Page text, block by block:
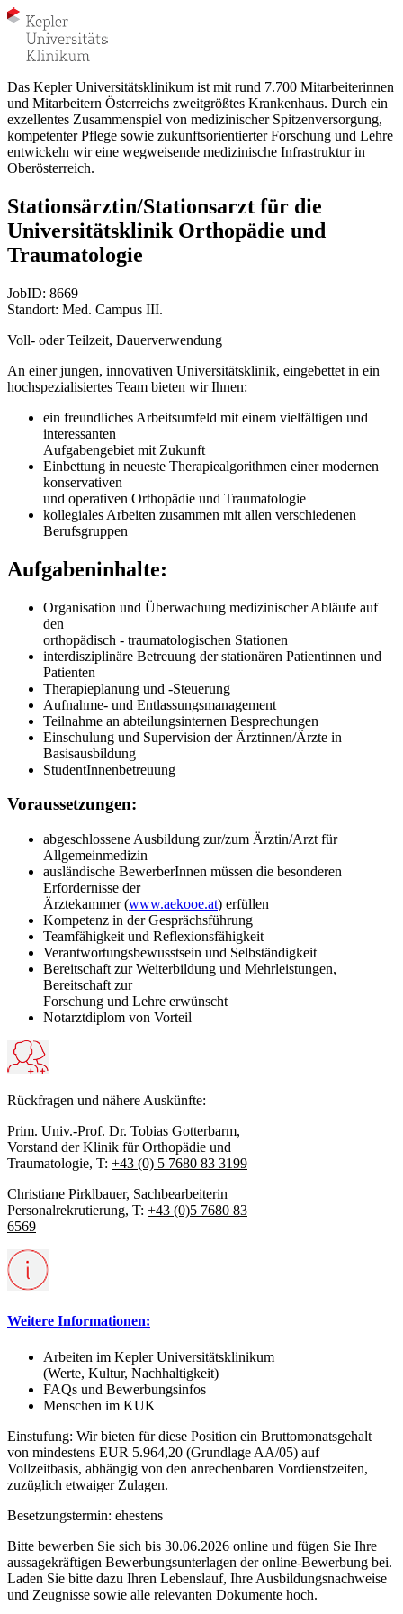
Das Kepler Universitätsklinikum ist mit rund 7.700 Mitarbeiterinnen
und Mitarbeitern Österreichs zweitgrößtes Krankenhaus. Durch ein
exzellentes Zusammenspiel von medizinischer Spitzenversorgung,
kompetenter Pflege sowie zukunftsorientierter Forschung und Lehre
entwickeln wir eine wegweisende medizinische Infrastruktur in
Oberösterreich.
Stationsärztin/Stationsarzt für die
Universitätsklinik Orthopädie und
Traumatologie
JobID: 8669
Standort: Med. Campus III.
Voll- oder Teilzeit, Dauerverwendung
An einer jungen, innovativen Universitätsklinik, eingebettet in ein
hochspezialisiertes Team bieten wir Ihnen:
ein freundliches Arbeitsumfeld mit einem vielfältigen und
interessanten
Aufgabengebiet mit Zukunft
Einbettung in neueste Therapiealgorithmen einer modernen
konservativen
und operativen Orthopädie und Traumatologie
kollegiales Arbeiten zusammen mit allen verschiedenen
Berufsgruppen
Aufgabeninhalte:
Organisation und Überwachung medizinischer Abläufe auf
den
orthopädisch - traumatologischen Stationen
interdisziplinäre Betreuung der stationären Patientinnen und
Patienten
Therapieplanung und -Steuerung
Aufnahme- und Entlassungsmanagement
Teilnahme an abteilungsinternen Besprechungen
Einschulung und Supervision der Ärztinnen/Ärzte in
Basisausbildung
StudentInnenbetreuung
Voraussetzungen:
abgeschlossene Ausbildung zur/zum Ärztin/Arzt für
Allgemeinmedizin
ausländische BewerberInnen müssen die besonderen
Erfordernisse der
Ärztekammer (www.aekooe.at) erfüllen
Kompetenz in der Gesprächsführung
Teamfähigkeit und Reflexionsfähigkeit
Verantwortungsbewusstsein und Selbständigkeit
Bereitschaft zur Weiterbildung und Mehrleistungen,
Bereitschaft zur
Forschung und Lehre erwünscht
Notarztdiplom von Vorteil
Rückfragen und nähere Auskünfte:
Prim. Univ.-Prof. Dr. Tobias Gotterbarm,
Vorstand der Klinik für Orthopädie und
Traumatologie, T: +43 (0) 5 7680 83 3199
Christiane Pirklbauer, Sachbearbeiterin
Personalrekrutierung, T: +43 (0)5 7680 83
6569
Weitere Informationen:
Arbeiten im Kepler Universitätsklinikum
(Werte, Kultur, Nachhaltigkeit)
FAQs und Bewerbungsinfos
Menschen im KUK
Einstufung: Wir bieten für diese Position ein Bruttomonatsgehalt
von mindestens EUR 5.964,20 (Grundlage AA/05) auf
Vollzeitbasis, abhängig von den anrechenbaren Vordienstzeiten,
zuzüglich etwaiger Zulagen.
Besetzungstermin: ehestens
Bitte bewerben Sie sich bis 30.06.2026 online und fügen Sie Ihre
aussagekräftigen Bewerbungsunterlagen der online-Bewerbung bei.
Laden Sie bitte dazu Ihren Lebenslauf, Ihre Ausbildungsnachweise
und Zeugnisse sowie alle relevanten Dokumente hoch.